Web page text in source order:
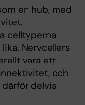
en hub, med
celltyperna
Nervcellers
vara ett
och
delvis